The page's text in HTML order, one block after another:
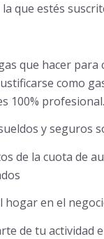
que estés
que hacer
como
100% profesional.
y seguros
de la cuota de
hogar en el
de tu actividad